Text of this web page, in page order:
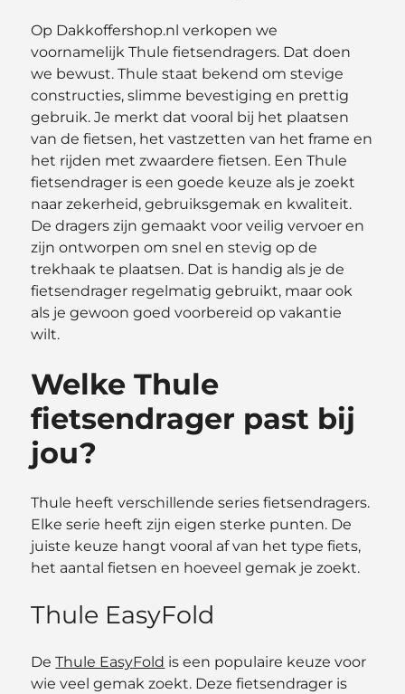
Op Dakkoffershop.nl verkopen we
voornamelijk Thule fietsendragers. Dat doen
we bewust. Thule staat bekend om stevige
constructies, slimme bevestiging en prettig
gebruik. Je merkt dat vooral bij het plaatsen
van de fietsen, het vastzetten van het frame en
het rijden met zwaardere fietsen. Een Thule
fietsendrager is een goede keuze als je zoekt
naar zekerheid, gebruiksgemak en kwaliteit.
De dragers zijn gemaakt voor veilig vervoer en
zijn ontworpen om snel en stevig op de
trekhaak te plaatsen. Dat is handig als je de
fietsendrager regelmatig gebruikt, maar ook
als je gewoon goed voorbereid op vakantie
wilt.
Welke Thule
fietsendrager past bij
jou?
Thule heeft verschillende series fietsendragers.
Elke serie heeft zijn eigen sterke punten. De
juiste keuze hangt vooral af van het type fiets,
het aantal fietsen en hoeveel gemak je zoekt.
Thule EasyFold
DeThule EasyFold is een populaire keuze voor
wie veel gemak zoekt. Deze fietsendrager is